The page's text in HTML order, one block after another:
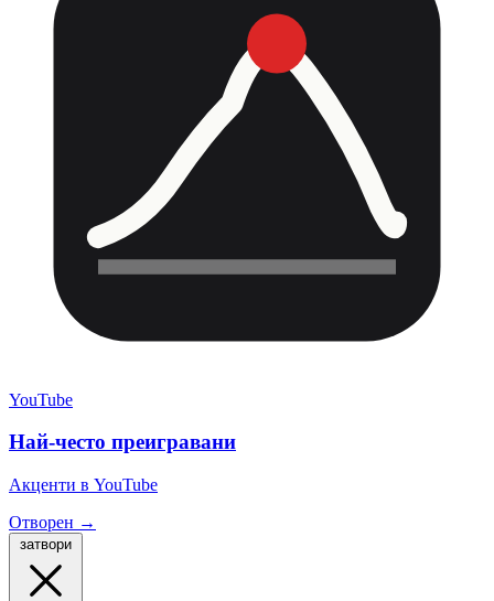
YouTube
Най-често преигравани
Акценти в YouTube
Отворен →
затвори